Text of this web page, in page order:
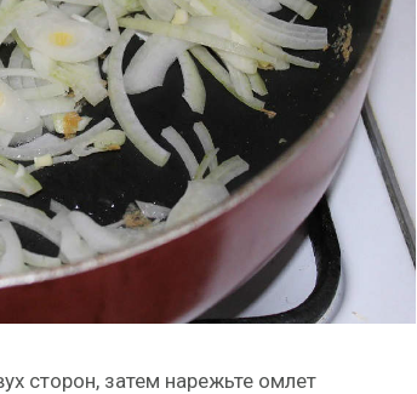
сторон, затем нарежьте омлет